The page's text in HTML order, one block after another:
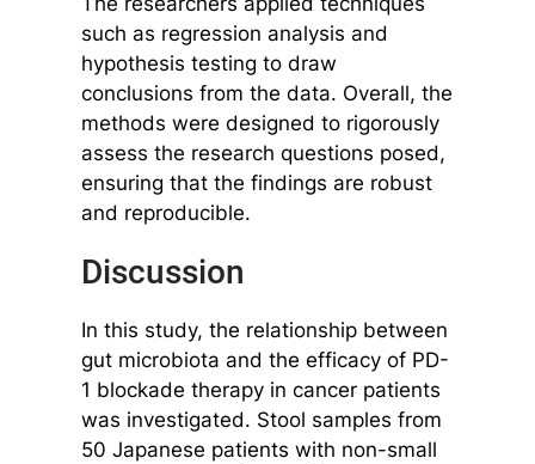
such as regression analysis and
hypothesis testing to draw
conclusions from the data. Overall, the
methods were designed to rigorously
assess the research questions posed,
ensuring that the findings are robust
and reproducible.
Discussion
In this study, the relationship between
gut microbiota and the efficacy of PD-
1 blockade therapy in cancer patients
was investigated. Stool samples from
50 Japanese patients with non-small